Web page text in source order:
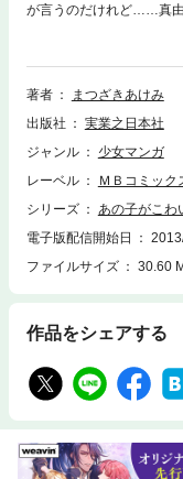
が言うのだけれど……真
著者
まつざきあけみ
出版社
実業之日本社
ジャンル
少女マンガ
レーベル
ＭＢコミック
シリーズ
あの子がこわ
電子版配信開始日
ファイルサイズ
30.60
作品をシェアする